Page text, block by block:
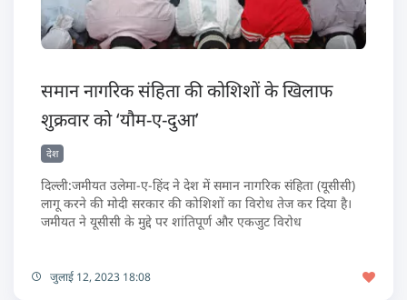
समान नागरिक संहिता की कोशिशों के खिलाफ
शुक्रवार को ‘यौम-ए-दुआ’
देश
दिल्ली:जमीयत उलेमा-ए-हिंद ने देश में समान नागरिक संहिता (यूसीसी)
लागू करने की मोदी सरकार की कोशिशों का विरोध तेज कर दिया है।
जमीयत ने यूसीसी के मुद्दे पर शांतिपूर्ण और एकजुट विरोध
जुलाई 12, 2023 18:08